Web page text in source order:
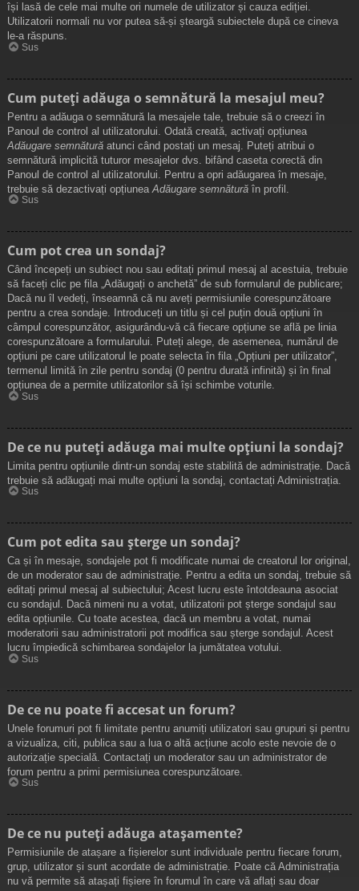
își lasă de cele mai multe ori numele de utilizator și cauza ediției.
Utilizatorii normali nu vor putea să-și șteargă subiectele după ce cineva
le-a răspuns.
Sus
Cum puteți adăuga o semnătură la mesajul meu?
Pentru a adăuga o semnătură la mesajele tale, trebuie să o creezi în
Panoul de control al utilizatorului. Odată creată, activați opțiunea
Adăugare semnătură atunci când postați un mesaj. Puteți atribui o
semnătură implicită tuturor mesajelor dvs. bifând caseta corectă din
Panoul de control al utilizatorului. Pentru a opri adăugarea în mesaje,
trebuie să dezactivați opțiunea Adăugare semnătură în profil.
Sus
Cum pot crea un sondaj?
Când începeți un subiect nou sau editați primul mesaj al acestuia, trebuie
să faceți clic pe fila „Adăugați o anchetă” de sub formularul de publicare;
Dacă nu îl vedeți, înseamnă că nu aveți permisiunile corespunzătoare
pentru a crea sondaje. Introduceți un titlu și cel puțin două opțiuni în
câmpul corespunzător, asigurându-vă că fiecare opțiune se află pe linia
corespunzătoare a formularului. Puteți alege, de asemenea, numărul de
opțiuni pe care utilizatorul le poate selecta în fila „Opțiuni per utilizator”,
termenul limită în zile pentru sondaj (0 pentru durată infinită) și în final
opțiunea de a permite utilizatorilor să își schimbe voturile.
Sus
De ce nu puteți adăuga mai multe opțiuni la sondaj?
Limita pentru opțiunile dintr-un sondaj este stabilită de administrație. Dacă
trebuie să adăugați mai multe opțiuni la sondaj, contactați Administrația.
Sus
Cum pot edita sau șterge un sondaj?
Ca și în mesaje, sondajele pot fi modificate numai de creatorul lor original,
de un moderator sau de administrație. Pentru a edita un sondaj, trebuie să
editați primul mesaj al subiectului; Acest lucru este întotdeauna asociat
cu sondajul. Dacă nimeni nu a votat, utilizatorii pot șterge sondajul sau
edita opțiunile. Cu toate acestea, dacă un membru a votat, numai
moderatorii sau administratorii pot modifica sau șterge sondajul. Acest
lucru împiedică schimbarea sondajelor la jumătatea votului.
Sus
De ce nu poate fi accesat un forum?
Unele forumuri pot fi limitate pentru anumiți utilizatori sau grupuri și pentru
a vizualiza, citi, publica sau a lua o altă acțiune acolo este nevoie de o
autorizație specială. Contactați un moderator sau un administrator de
forum pentru a primi permisiunea corespunzătoare.
Sus
De ce nu puteți adăuga atașamente?
Permisiunile de atașare a fișierelor sunt individuale pentru fiecare forum,
grup, utilizator și sunt acordate de administrație. Poate că Administrația
nu vă permite să atașați fișiere în forumul în care vă aflați sau doar